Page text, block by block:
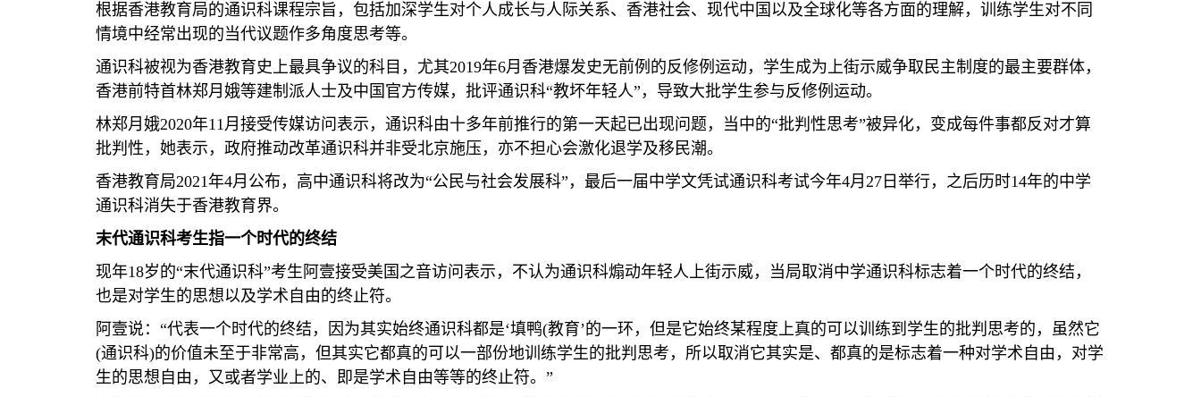
根据香港教育局的通识科课程宗旨，包括加深学生对个人成长与人际关系、香港社会、现代中国以及全球化等各方面的理解，训练学生对不同
情境中经常出现的当代议题作多角度思考等。
通识科被视为香港教育史上最具争议的科目，尤其2019年6月香港爆发史无前例的反修例运动，学生成为上街示威争取民主制度的最主要群体，
香港前特首林郑月娥等建制派人士及中国官方传媒，批评通识科“教坏年轻人”，导致大批学生参与反修例运动。
林郑月娥2020年11月接受传媒访问表示，通识科由十多年前推行的第一天起已出现问题，当中的“批判性思考”被异化，变成每件事都反对才算
批判性，她表示，政府推动改革通识科并非受北京施压，亦不担心会激化退学及移民潮。
香港教育局2021年4月公布，高中通识科将改为“公民与社会发展科”，最后一届中学文凭试通识科考试今年4月 27 日举行，之后历时14年的中学
通识科消失于香港教育界。
末代通识科考生指一个时代的终结
现年18岁的“末代通识科”考生阿壹接受美国之音访问表示，不认为通识科煽动年轻人上街示威，当局取消中学通识科标志着一个时代的终结，
也是对学生的思想以及学术自由的终止符。
阿壹说：“代表一个时代的终结，因为其实始终通识科都是‘填鸭(教育’的一环，但是它始终某程度上真的可以训练到学生的批判思考的，虽然它
(通识科)的价值未至于非常高，但其实它都真的可以一部份地训练学生的批判思考，所以取消它其实是、都真的是标志着一种对学术自由，对学
生的思想自由，又或者学业上的、即是学术自由等等的终止符。”